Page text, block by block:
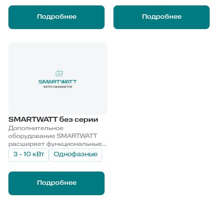
маломощных приборов.
Подробнее Подробнее
SMARTWATT без серии
Дополнительное
оборудование SMARTWATT
расширяет функциональные
возможности устройств и
улучшает их
3 - 10 кВт Однофазные
Подробнее